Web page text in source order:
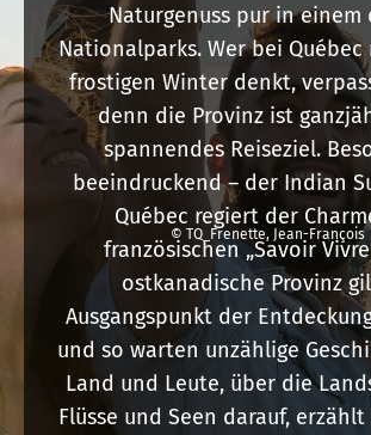
Naturgenuss pur in einem
Nationalparks. Wer bei Québec
frostigen Winter denkt,
denn die Provinz ist
spannendes Reiseziel.
beeindruckend – der Indian
Québec regiert der
französischen „Savoir
ostkanadische Provinz
Ausgangspunkt der
und so warten unzählige
Land und Leute, über die
Flüsse und Seen darauf,
© TQ_Frenette, Jean-François